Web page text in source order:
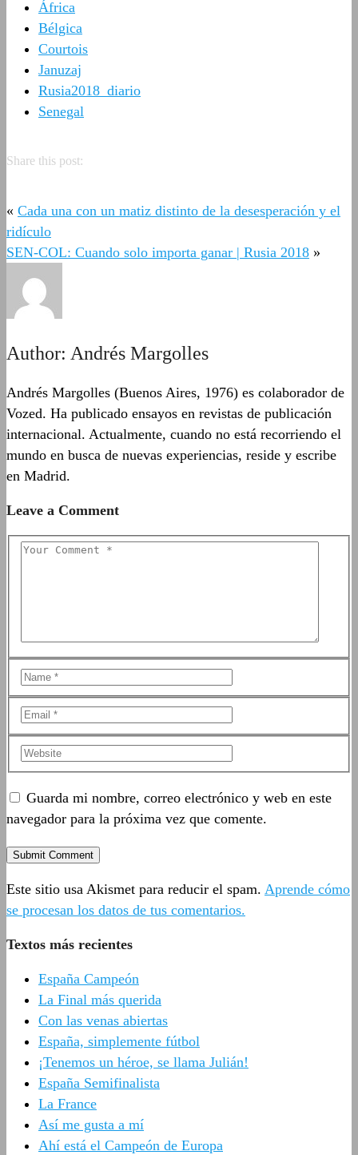
África
Bélgica
Courtois
Januzaj
Rusia2018_diario
Senegal
Share this post:
« Cada una con un matiz distinto de la desesperación y el
ridículo
SEN-COL: Cuando solo importa ganar | Rusia 2018 »
Author: Andrés Margolles
Andrés Margolles (Buenos Aires, 1976) es colaborador de
Vozed. Ha publicado ensayos en revistas de publicación
internacional. Actualmente, cuando no está recorriendo el
mundo en busca de nuevas experiencias, reside y escribe
en Madrid.
Leave a Comment
Guarda mi nombre, correo electrónico y web en este
navegador para la próxima vez que comente.
Este sitio usa Akismet para reducir el spam. Aprende cómo
se procesan los datos de tus comentarios.
Textos más recientes
España Campeón
La Final más querida
Con las venas abiertas
España, simplemente fútbol
¡Tenemos un héroe, se llama Julián!
España Semifinalista
La France
Así me gusta a mí
Ahí está el Campeón de Europa